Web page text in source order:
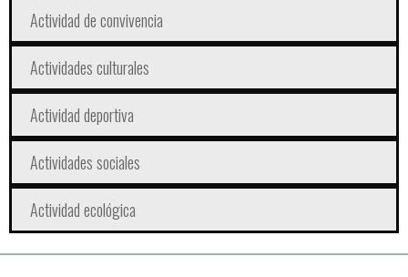
Actividad de convivencia
Actividades culturales
Actividad deportiva
Actividades sociales
Actividad ecológica